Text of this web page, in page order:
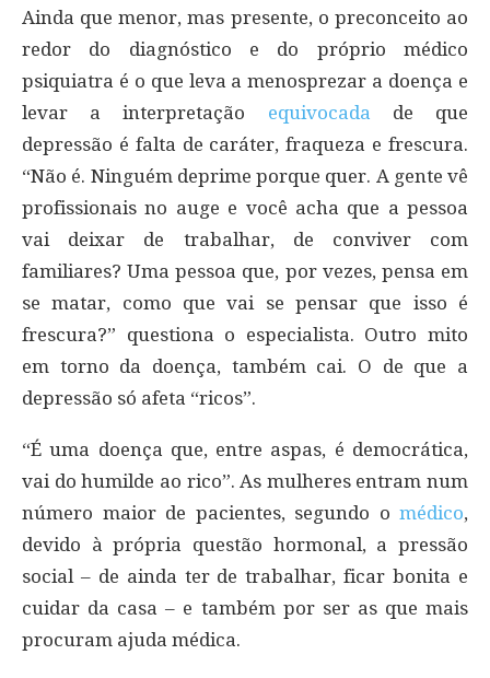
Ainda que menor, mas presente, o preconceito ao
redor do diagnóstico e do próprio médico
psiquiatra é o que leva a menosprezar a doença e
levar a interpretação equivocada de que
depressão é falta de caráter, fraqueza e frescura.
“Não é. Ninguém deprime porque quer. A gente vê
profissionais no auge e você acha que a pessoa
vai deixar de trabalhar, de conviver com
familiares? Uma pessoa que, por vezes, pensa em
se matar, como que vai se pensar que isso é
frescura?” questiona o especialista. Outro mito
em torno da doença, também cai. O de que a
depressão só afeta “ricos”.
“É uma doença que, entre aspas, é democrática,
vai do humilde ao rico”. As mulheres entram num
número maior de pacientes, segundo o médico,
devido à própria questão hormonal, a pressão
social – de ainda ter de trabalhar, ficar bonita e
cuidar da casa – e também por ser as que mais
procuram ajuda médica.